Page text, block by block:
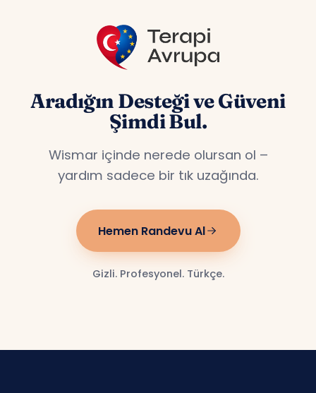
Aradığın Desteği ve Güveni
Şimdi Bul.
Wismar içinde nerede olursan ol –
yardım sadece bir tık uzağında.
Hemen Randevu Al
Gizli. Profesyonel. Türkçe.